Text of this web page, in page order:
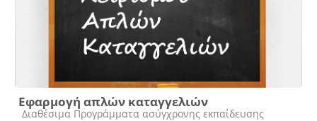
Εφαρμογή απλών καταγγελιών
Κατηγορία μαθήματος
Διαθέσιμα Προγράμματα ασύγχρονης εκπαίδευσης